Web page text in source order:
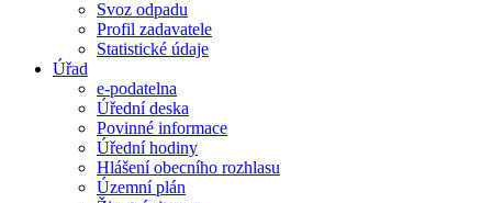
Svoz odpadu
Profil zadavatele
Statistické údaje
Úřad
e-podatelna
Úřední deska
Povinné informace
Úřední hodiny
Hlášení obecního rozhlasu
Územní plán